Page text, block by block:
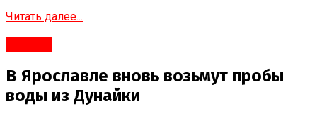
Читать далее...
В Ярославле вновь возьмут пробы
воды из Дунайки